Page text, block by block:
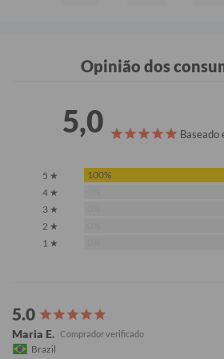
Opinião dos
5,0 Baseado
5 ★ 100%
4 ★
3 ★
2 ★
1 ★
Maria E.
Brazil